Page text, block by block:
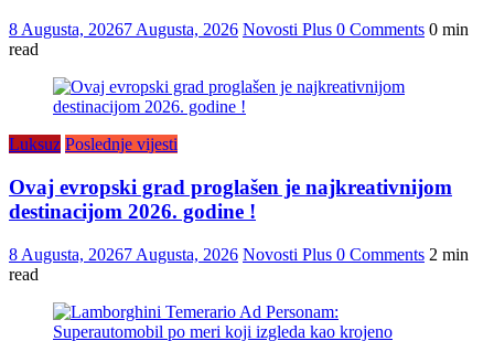
8 Augusta, 20267 Augusta, 2026 Novosti Plus 0 Comments 0 min
read
Luksuz Poslednje vijesti
Ovaj evropski grad proglašen je najkreativnijom
destinacijom 2026. godine !
8 Augusta, 20267 Augusta, 2026 Novosti Plus 0 Comments 2 min
read